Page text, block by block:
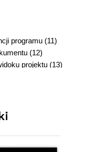
programu (11)
(12)
projektu (13)
graficzne i
narzędzi
zadania,